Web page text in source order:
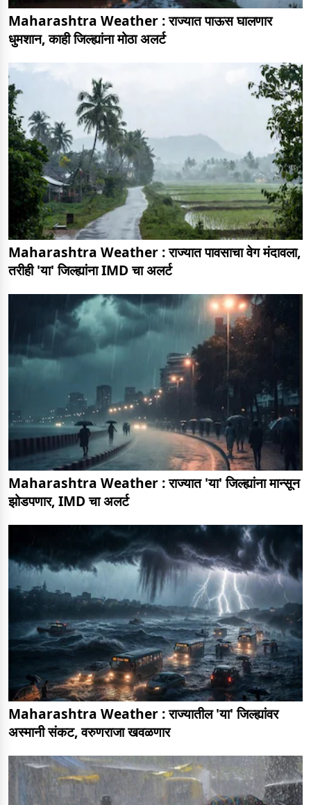
Maharashtra Weather : राज्यात पाऊस घालणार
धुमशान, काही जिल्ह्यांना मोठा अलर्ट
Maharashtra Weather : राज्यात पावसाचा वेग मंदावला,
तरीही 'या' जिल्ह्यांना IMD चा अलर्ट
Maharashtra Weather : राज्यात 'या' जिल्ह्यांना मान्सून
झोडपणार, IMD चा अलर्ट
Maharashtra Weather : राज्यातील 'या' जिल्ह्यांवर
अस्मानी संकट, वरुणराजा खवळणार